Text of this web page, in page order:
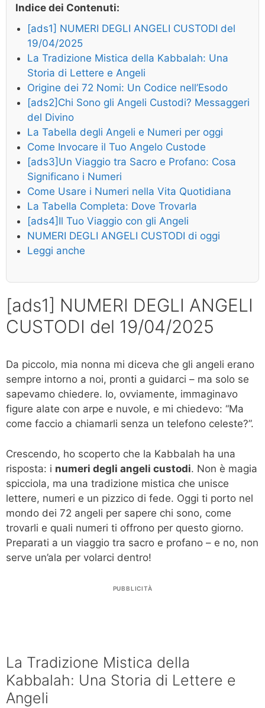
Indice dei Contenuti:
[ads1] NUMERI DEGLI ANGELI CUSTODI del
19/04/2025
La Tradizione Mistica della Kabbalah: Una
Storia di Lettere e Angeli
Origine dei 72 Nomi: Un Codice nell’Esodo
[ads2]Chi Sono gli Angeli Custodi? Messaggeri
del Divino
La Tabella degli Angeli e Numeri per oggi
Come Invocare il Tuo Angelo Custode
[ads3]Un Viaggio tra Sacro e Profano: Cosa
Significano i Numeri
Come Usare i Numeri nella Vita Quotidiana
La Tabella Completa: Dove Trovarla
[ads4]Il Tuo Viaggio con gli Angeli
NUMERI DEGLI ANGELI CUSTODI di oggi
Leggi anche
[ads1] NUMERI DEGLI ANGELI
CUSTODI del 19/04/2025
Da piccolo, mia nonna mi diceva che gli angeli erano
sempre intorno a noi, pronti a guidarci – ma solo se
sapevamo chiedere. Io, ovviamente, immaginavo
figure alate con arpe e nuvole, e mi chiedevo: “Ma
come faccio a chiamarli senza un telefono celeste?”.
Crescendo, ho scoperto che la Kabbalah ha una
risposta: i numeri degli angeli custodi. Non è magia
spicciola, ma una tradizione mistica che unisce
lettere, numeri e un pizzico di fede. Oggi ti porto nel
mondo dei 72 angeli per sapere chi sono, come
trovarli e quali numeri ti offrono per questo giorno.
Preparati a un viaggio tra sacro e profano – e no, non
serve un’ala per volarci dentro!
PUBBLICITÀ
La Tradizione Mistica della
Kabbalah: Una Storia di Lettere e
Angeli